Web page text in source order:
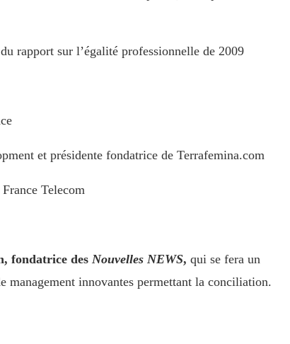
rapport sur l’égalité professionnelle de 2009
et présidente fondatrice de Terrafemina.com
Telecom
fondatrice des Nouvelles NEWS, qui se fera un
management innovantes permettant la conciliation.